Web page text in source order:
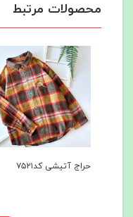
محصولات مرتبط
حراج آتیشی کد۷۵۲۱